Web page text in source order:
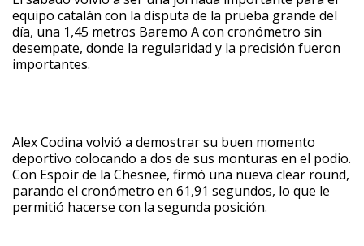
equipo catalán con la disputa de la prueba grande del
día, una 1,45 metros Baremo A con cronómetro sin
desempate, donde la regularidad y la precisión fueron
importantes.
Alex Codina volvió a demostrar su buen momento
deportivo colocando a dos de sus monturas en el podio.
Con Espoir de la Chesnee, firmó una nueva clear round,
parando el cronómetro en 61,91 segundos, lo que le
permitió hacerse con la segunda posición.